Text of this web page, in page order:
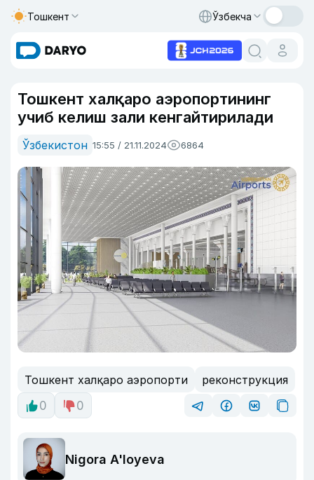
Тошкент Ўзбекча
Тошкент халқаро аэропортининг
учиб келиш зали кенгайтирилади
Ўзбекистон 15:55 / 21.11.2024 6864
Тошкент халқаро аэропорти
реконструкция
0
0
Nigora A'loyeva